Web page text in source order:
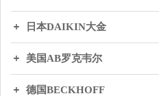
日本DAIKIN大金
美国AB罗克韦尔
德国BECKHOFF